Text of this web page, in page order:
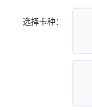
选择卡种：